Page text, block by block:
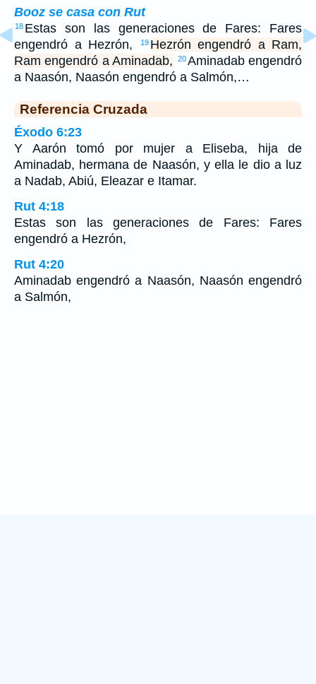
Booz se casa con Rut
18 Estas son las generaciones de Fares: Fares
engendró a Hezrón,
19 Hezrón engendró a Ram,
Ram engendró a Aminadab,
20Aminadab engendró
a Naasón, Naasón engendró a Salmón,…
Referencia Cruzada
Éxodo 6:23
Y Aarón tomó por mujer a Eliseba, hija de
Aminadab, hermana de Naasón, y ella le dio a luz
a Nadab, Abiú, Eleazar e Itamar.
Rut 4:18
Estas son las generaciones de Fares: Fares
engendró a Hezrón,
Rut 4:20
Aminadab engendró a Naasón, Naasón engendró
a Salmón,